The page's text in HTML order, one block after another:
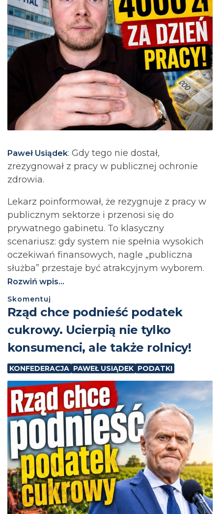
Paweł Usiądek: Gdy tego nie dostał,
zrezygnował z pracy w publicznej ochronie
zdrowia.
Lekarz poinformował, że rezygnuje z pracy w
publicznym sektorze i przenosi się do
prywatnego gabinetu. To klasyczny
scenariusz: gdy system nie spełnia wysokich
oczekiwań finansowych, nagle „publiczna
służba” przestaje być atrakcyjnym wyborem.
Rozwiń wpis...
Skomentuj
⁨Rząd chce podnieść podatek
cukrowy. Ucierpią nie tylko
konsumenci, ale także rolnicy!
KONFEDERACJA PAWEŁ USIĄDEK PODATKI